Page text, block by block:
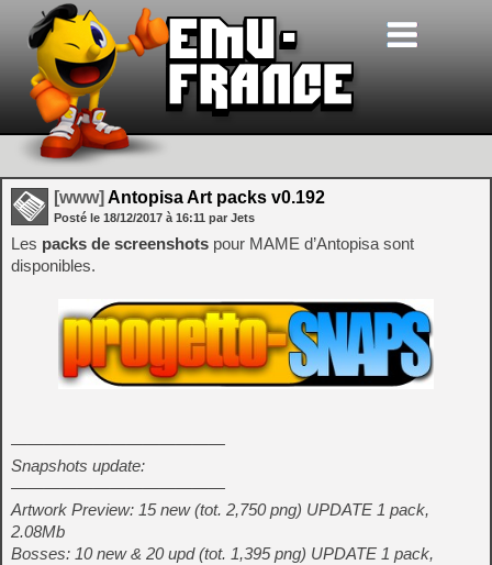
[www] Antopisa Art packs v0.192
Posté le 18/12/2017 à 16:11 par Jets
Les packs de screenshots pour MAME d’Antopisa sont
disponibles.
—————————————
Snapshots update:
—————————————
Artwork Preview: 15 new (tot. 2,750 png) UPDATE 1 pack,
2.08Mb
Bosses: 10 new & 20 upd (tot. 1,395 png) UPDATE 1 pack,